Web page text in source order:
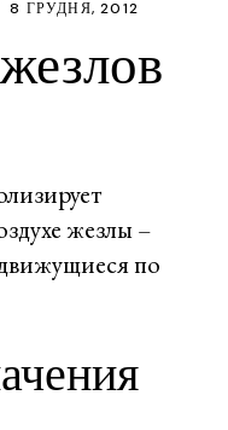
8 ГРУДНЯ, 2012
жезлы –
по